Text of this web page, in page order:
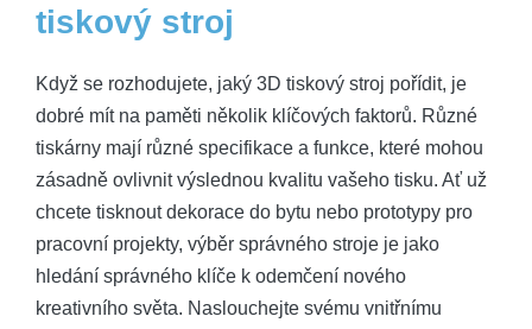
tiskový stroj
Když se rozhodujete, jaký 3D tiskový stroj pořídit, je
dobré mít na paměti několik klíčových faktorů. Různé
tiskárny mají různé specifikace a funkce, které mohou
zásadně ovlivnit výslednou kvalitu vašeho tisku. Ať už
chcete tisknout dekorace do bytu nebo prototypy pro
pracovní projekty, výběr správného stroje je jako
hledání správného klíče k odemčení nového
kreativního světa. Naslouchejte svému vnitřnímu